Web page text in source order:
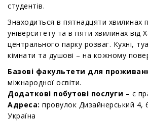
студентів.
Знаходиться в пятнадцяти хвилинах
університету та в пяти хвилинах від
центрального парку розваг. Кухні,
кімнати та душові – на кожному
Базові факультети для
міжнародної освіти.
Додаткові побутові послуги – є
Адреса: провулок Дизайнерський 4,
Україна